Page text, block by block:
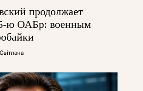
продолжает
ю ОАБр: военным